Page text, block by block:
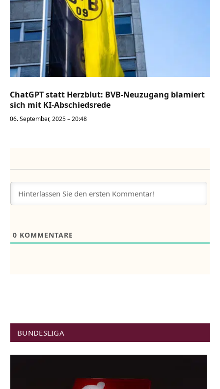
ChatGPT statt Herzblut: BVB-Neuzugang blamiert
sich mit KI-Abschiedsrede
06. September, 2025 – 20:48
0 KOMMENTARE
BUNDESLIGA